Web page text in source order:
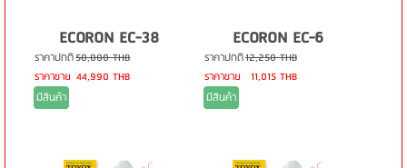
ECORON EC-38
ราคาปกติ50,000 THB
ราคาขาย 44,990 THB
มีสินค้า
ECORON EC-6
ราคาปกติ12,250 THB
ราคาขาย
11,015 THB
มีสินค้า